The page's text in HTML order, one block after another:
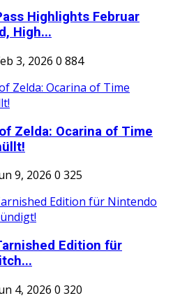
Highlights Februar
High...
3, 2026 0 884
Zelda: Ocarina of Time
9, 2026 0 325
Edition für
4, 2026 0 320